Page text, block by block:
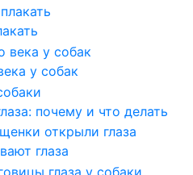
у собак
почему и что делать
глаза